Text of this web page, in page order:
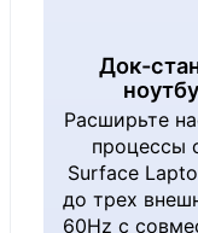
Док-
Расширьте
процессы
Surface
до трех
60Hz с